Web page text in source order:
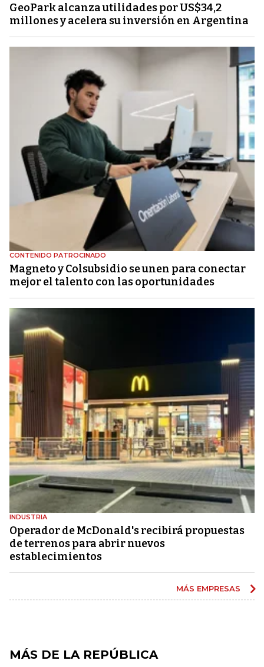
GeoPark alcanza utilidades por US$34,2
millones y acelera su inversión en Argentina
CONTENIDO PATROCINADO
Magneto y Colsubsidio se unen para conectar
mejor el talento con las oportunidades
INDUSTRIA
Operador de McDonald's recibirá propuestas
de terrenos para abrir nuevos
establecimientos
MÁS EMPRESAS
MÁS DE LA REPÚBLICA